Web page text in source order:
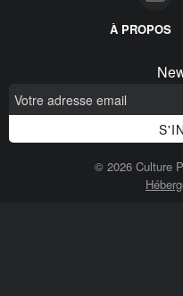
À PROPOS
© 2026 Culture